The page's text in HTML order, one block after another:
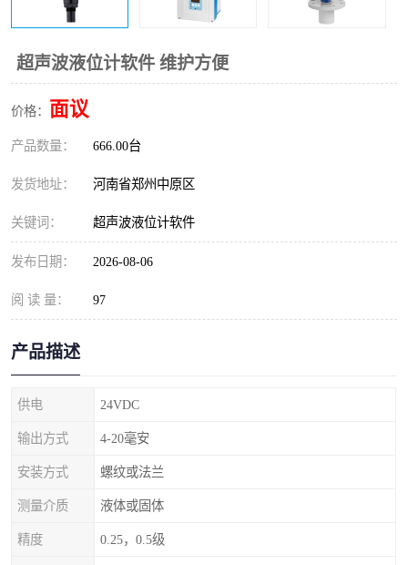
超声波液位计软件 维护方便
价格： 面议
产品数量： 666.00台
发货地址： 河南省郑州中原区
关键词： 超声波液位计软件
发布日期： 2026-08-06
阅 读 量： 97
产品描述
供电 24VDC
输出方式 4-20毫安
安装方式 螺纹或法兰
测量介质 液体或固体
精度 0.25，0.5级